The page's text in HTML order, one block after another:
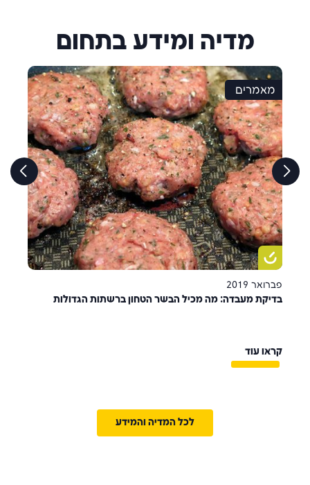
מדיה ומידע בתחום
מאמרים
פברואר 2019
בדיקת מעבדה: מה מכיל הבשר הטחון ברשתות הגדולות
קראו עוד
לכל המדיה והמידע